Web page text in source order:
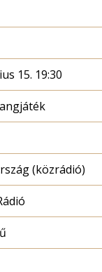
15. 19:30
(közrádió)